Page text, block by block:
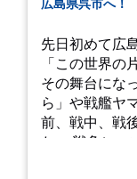
広島県呉市へ！
先日初めて広
「この世界の
その舞台になっている呉
ら」や戦艦ヤ
前、戦中、戦
た。 戦争についての情報は胸の痛む内容もありま